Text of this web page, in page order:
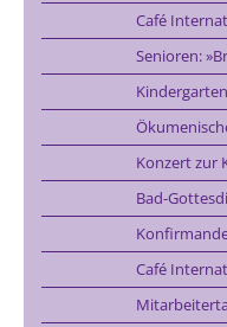
Café
Senioren:
Konzert zur
Bad-
Café